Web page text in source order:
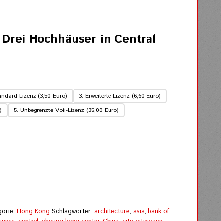
Hochhäuser in Central
Lizenz (3,50 Euro)
3. Erweiterte Lizenz (6,60 Euro)
5. Unbegrenzte Voll-Lizenz (35,00 Euro)
Hong Kong Schlagwörter:architecture,asia,bank of